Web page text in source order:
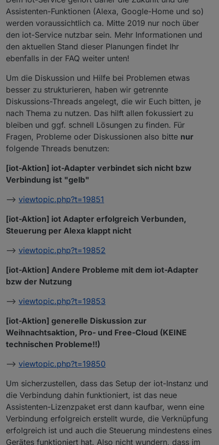
Assistenten-Funktionen (Alexa, Google-Home und so)
werden voraussichtlich ca. Mitte 2019 nur noch über
den iot-Service nutzbar sein. Mehr Informationen und
den aktuellen Stand dieser Planungen findet Ihr
ebenfalls in der FAQ weiter unten!
Um die Diskussion und Hilfe bei Problemen etwas
besser zu strukturieren, haben wir getrennte
Diskussions-Threads angelegt, die wir Euch bitten, je
nach Thema zu nutzen. Das hilft allen fokussiert zu
bleiben und ggf. schnell Lösungen zu finden. Für
Fragen, Probleme oder Diskussionen also bitte nur
folgende Threads benutzen:
[iot-Aktion] iot-Adapter verbindet sich nicht bzw
Verbindung ist "gelb"
–> viewtopic.php?t=19851
[iot-Aktion] iot Adapter erfolgreich Verbunden,
Steuerung per Alexa klappt nicht
–> viewtopic.php?t=19852
[iot-Aktion] Andere Probleme mit dem iot-Adapter
bzw der Nutzung
–> viewtopic.php?t=19853
[iot-Aktion] generelle Diskussion zur
Weihnachtsaktion, Pro- und Free-Cloud (KEINE
technischen Probleme!!)
–> viewtopic.php?t=19850
Um sicherzustellen, dass das Setup der iot-Instanz und
die Verbindung dahin funktioniert, ist das neue
Assistenten-Lizenzpaket erst dann kaufbar, wenn eine
Verbindung erfolgreich erstellt wurde, die Verknüpfung
erfolgreich ist und auch die Steuerung mindestens eines
Gerätes funktioniert hat. Also nicht wundern, dass im